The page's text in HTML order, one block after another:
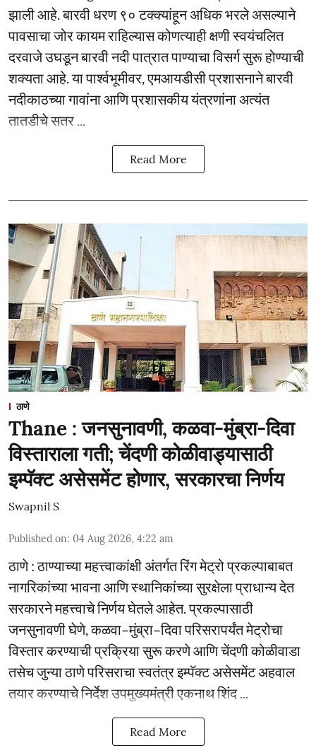
झाली आहे. बारवी धरण ९० टक्क्यांहून अधिक भरले असल्याने
पावसाचा जोर कायम राहिल्यास कोणत्याही क्षणी स्वयंचलित
दरवाजे उघडून बारवी नदी पात्रात पाण्याचा विसर्ग सुरू होण्याची
शक्यता आहे. या पार्श्वभूमीवर, एमआयडीसी प्रशासनाने बारवी
नदीकाठच्या गावांना आणि प्रशासकीय यंत्रणांना अत्यंत
तातडीचे सतर ...
Read More
ठाणे
Thane : जनसुनावणी, कळवा-मुंब्रा-दिवा
विस्ताराला गती; चेंदणी कोळीवाड्यासाठी
इम्पॅक्ट असेसमेंट होणार, सरकारचा निर्णय
Swapnil S
Published on: 04 Aug 2026, 4:22 am
ठाणे : ठाण्याच्या महत्त्वाकांक्षी अंतर्गत रिंग मेट्रो प्रकल्पाबाबत
नागरिकांच्या भावना आणि स्थानिकांच्या सुरक्षेला प्राधान्य देत
सरकारने महत्त्वाचे निर्णय घेतले आहेत. प्रकल्पासाठी
जनसुनावणी घेणे, कळवा–मुंब्रा–दिवा परिसरापर्यंत मेट्रोचा
विस्तार करण्याची प्रक्रिया सुरू करणे आणि चेंदणी कोळीवाडा
तसेच जुन्या ठाणे परिसराचा स्वतंत्र इम्पॅक्ट असेसमेंट अहवाल
तयार करण्याचे निर्देश उपमुख्यमंत्री एकनाथ शिंद ...
Read More